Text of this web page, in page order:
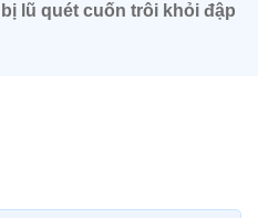
lũ quét cuốn trôi khỏi đập